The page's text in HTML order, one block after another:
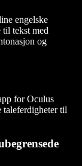
engelske
tekst med
og
for Oculus
taleferdigheter til